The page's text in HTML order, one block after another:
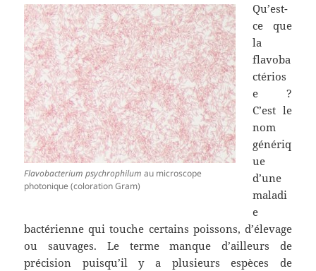
Flavobacterium psychrophilum au microscope
photonique (coloration Gram)
Qu’est-
ce que
la
flavoba
ctérios
e ?
C’est le
nom
génériq
ue
d’une
maladi
e
bactérienne qui touche certains poissons, d’élevage
ou sauvages. Le terme manque d’ailleurs de
précision puisqu’il y a plusieurs espèces de